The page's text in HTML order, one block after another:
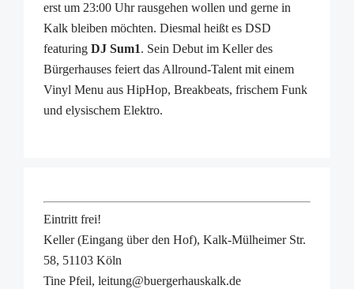
erst um 23:00 Uhr rausgehen wollen und gerne in
Kalk bleiben möchten. Diesmal heißt es DSD
featuring DJ Sum1. Sein Debut im Keller des
Bürgerhauses feiert das Allround-Talent mit einem
Vinyl Menu aus HipHop, Breakbeats, frischem Funk
und elysischem Elektro.
Eintritt frei!
Keller (Eingang über den Hof), Kalk-Mülheimer Str.
58, 51103 Köln
Tine Pfeil, leitung@buergerhauskalk.de